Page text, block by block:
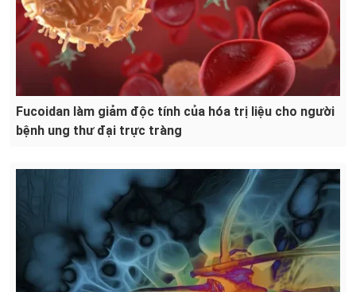
Fucoidan làm giảm độc tính của hóa trị liệu cho người
bệnh ung thư đại trực tràng